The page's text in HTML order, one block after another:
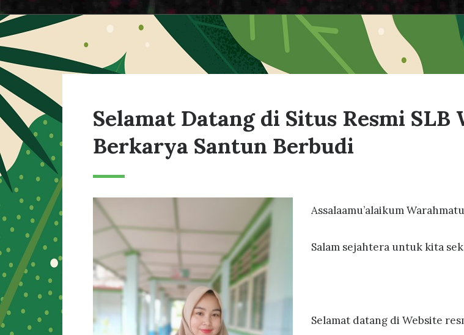
Selamat Datang di Situs Resmi
Berkarya Santun Berbudi
Assalaamu’alaikum
Salam sejahtera untuk kita
Selamat datang di Website